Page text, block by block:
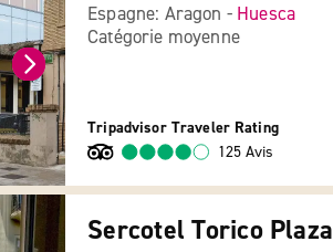
Espagne: Aragon - Huesca
Catégorie moyenne
Tripadvisor Traveler Rating
125 Avis
Sercotel Torico Plaza